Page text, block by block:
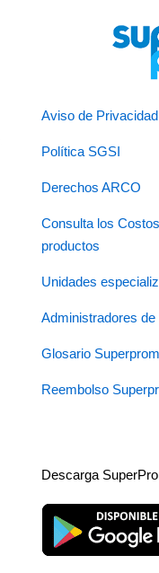
Aviso de Privacidad
Política SGSI
Derechos ARCO
Consulta los
productos
Unidades
Administradores de
Glosario
Reembolso
Descarga